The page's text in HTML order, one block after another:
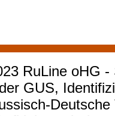
RuLine oHG
GUS,